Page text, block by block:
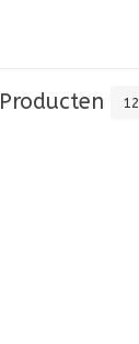
Producten 12